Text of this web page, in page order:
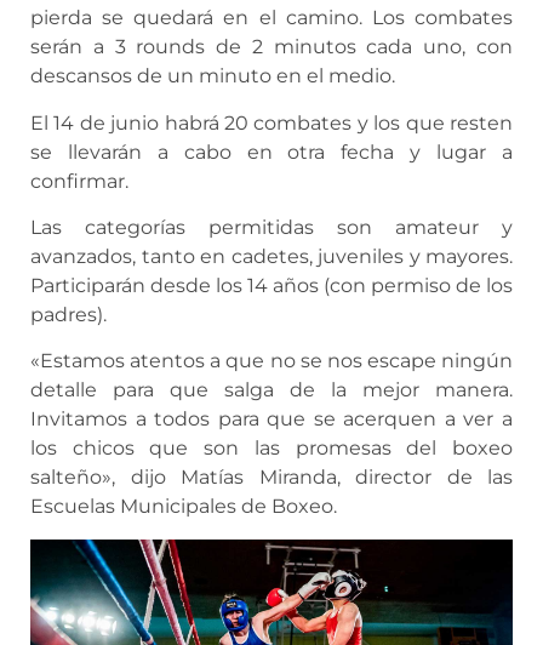
pierda se quedará en el camino. Los combates
serán a 3 rounds de 2 minutos cada uno, con
descansos de un minuto en el medio.
El 14 de junio habrá 20 combates y los que resten
se llevarán a cabo en otra fecha y lugar a
confirmar.
Las categorías permitidas son amateur y
avanzados, tanto en cadetes, juveniles y mayores.
Participarán desde los 14 años (con permiso de los
padres).
«Estamos atentos a que no se nos escape ningún
detalle para que salga de la mejor manera.
Invitamos a todos para que se acerquen a ver a
los chicos que son las promesas del boxeo
salteño», dijo Matías Miranda, director de las
Escuelas Municipales de Boxeo.